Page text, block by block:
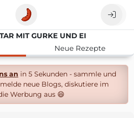
MIT GURKE UND EI
Neue Rezepte
an in 5 Sekunden - sammle und
neue Blogs, diskutiere im
Werbung aus 😄